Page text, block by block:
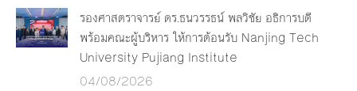
รองศาสตราจารย์ ดร.ธนวรรธน์ พลวิชัย อธิการบดี
พร้อมคณะผู้บริหาร ให้การต้อนรับ Nanjing Tech
University Pujiang Institute
04/08/2026